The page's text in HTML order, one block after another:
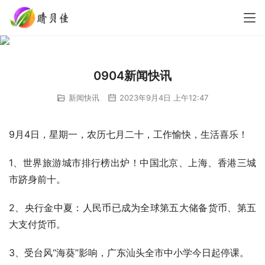
0904新闻快讯
新闻快讯 2023年9月4日 上午12:47
9月4日，星期一，农历七月二十，工作愉快，生活喜乐！
1、世界旅游城市排行榜出炉！中国北京、上海、香港三城
市跻身前十。
2、央行金中夏：人民币已成为全球第五大储备货币、第五
大支付货币。
3、受台风“海葵”影响，广东汕头全市中小学今日起停课。